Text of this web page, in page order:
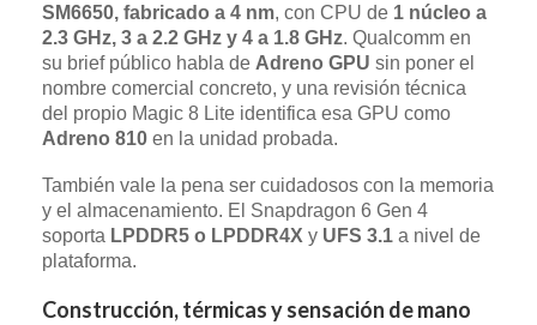
SM6650, fabricado a 4 nm, con CPU de 1 núcleo a
2.3 GHz, 3 a 2.2 GHz y 4 a 1.8 GHz. Qualcomm en
su brief público habla de Adreno GPU sin poner el
nombre comercial concreto, y una revisión técnica
del propio Magic 8 Lite identifica esa GPU como
Adreno 810 en la unidad probada.
También vale la pena ser cuidadosos con la memoria
y el almacenamiento. El Snapdragon 6 Gen 4
soporta LPDDR5 o LPDDR4X y UFS 3.1 a nivel de
plataforma.
Construcción, térmicas y sensación de mano